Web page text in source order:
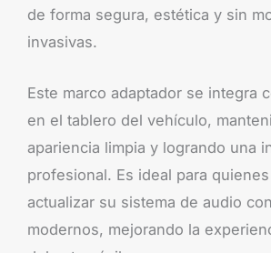
de forma segura, estética y sin
invasivas.
Este marco adaptador se integra
en el tablero del vehículo,
apariencia limpia y logrando una
profesional. Es ideal para
actualizar su sistema de audio
modernos, mejorando la